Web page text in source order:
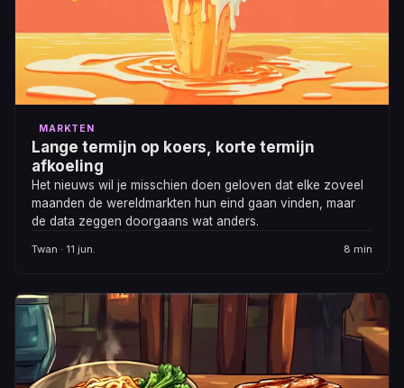
MARKTEN
Lange termijn op koers, korte termijn
afkoeling
Het nieuws wil je misschien doen geloven dat elke zoveel
maanden de wereldmarkten hun eind gaan vinden, maar
de data zeggen doorgaans wat anders.
Twan · 11 jun. 8 min